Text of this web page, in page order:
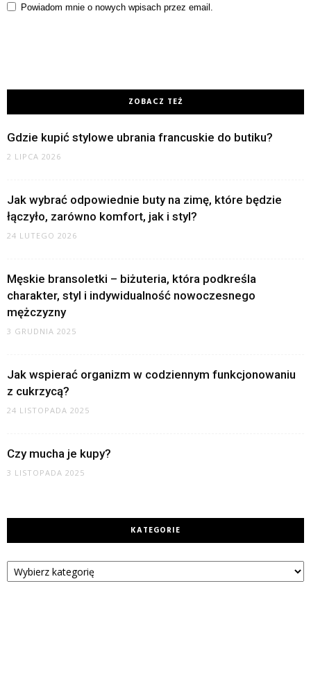
Powiadom mnie o nowych wpisach przez email.
ZOBACZ TEŻ
Gdzie kupić stylowe ubrania francuskie do butiku?
2 LIPCA 2026
Jak wybrać odpowiednie buty na zimę, które będzie
łączyło, zarówno komfort, jak i styl?
24 LUTEGO 2026
Męskie bransoletki – biżuteria, która podkreśla
charakter, styl i indywidualność nowoczesnego
mężczyzny
3 GRUDNIA 2025
Jak wspierać organizm w codziennym funkcjonowaniu
z cukrzycą?
24 LISTOPADA 2025
Czy mucha je kupy?
3 LISTOPADA 2025
KATEGORIE
Kategorie